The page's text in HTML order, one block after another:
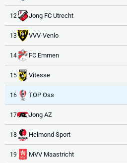
12 Jong FC Utrecht
13 VVV-Venlo
14 FC Emmen
15 Vitesse
16 TOP Oss
17 Jong AZ
18 Helmond Sport
19 MVV Maastricht